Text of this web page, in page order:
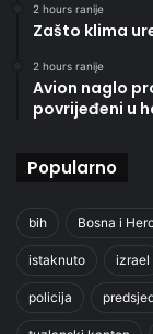
2 hours ranije
Zašto klima
2 hours ranije
Avion naglo
povrijeđeni u
Popularno
bih Bosna i
istaknuto izrael
policija